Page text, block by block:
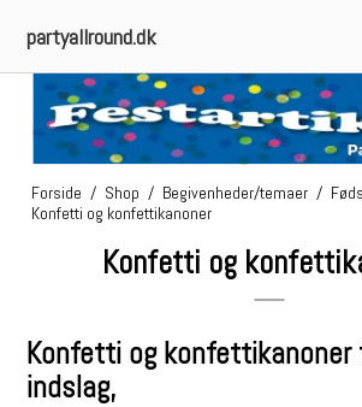
partyallround.dk
Forside / Shop / Begivenheder/temaer /
Konfetti og konfettikanoner
Konfetti og
Konfetti og
indslag,